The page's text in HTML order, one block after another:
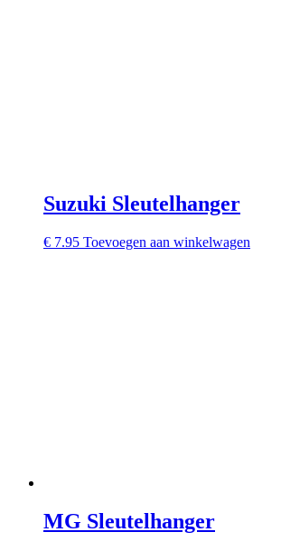
Suzuki Sleutelhanger
€ 7.95 Toevoegen aan winkelwagen
MG Sleutelhanger